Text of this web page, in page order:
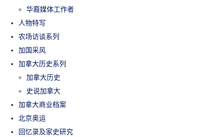
华裔媒体工作者
人物特写
农场访谈系列
加国采风
加拿大历史系列
加拿大历史
史说加拿大
加拿大商业档案
北京奥运
回忆录及家史研究